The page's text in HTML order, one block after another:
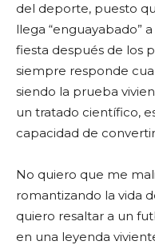
del deporte, puesto
llega “enguayabado”
fiesta después de los
siempre responde
siendo la prueba
un tratado científico,
capacidad de
No quiero que me
romantizando la vida
quiero resaltar a un
en una leyenda